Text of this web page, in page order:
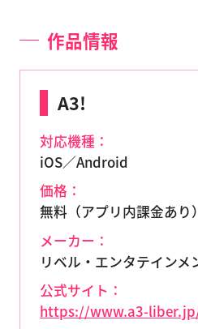
作品情報
A3!
対応機種：
iOS／Android
価格：
無料（アプリ内課金あり）
メーカー：
リベル・エンタテインメ
公式サイト：
https://www.a3-